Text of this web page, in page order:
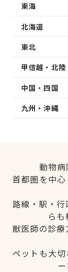
東海
北海道
東北
甲信越・北陸
中国・四国
九州・沖縄
動物病
首都圏を中
路線・駅・
ら
獣医師の診
ペットも大